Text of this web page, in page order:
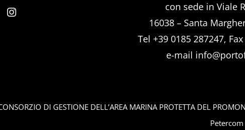
con sede in Viale
16038 – Santa
Tel +39 0185 287247,
e-mail
DI GESTIONE DELL’AREA MARINA PROTETTA DEL
Petercom